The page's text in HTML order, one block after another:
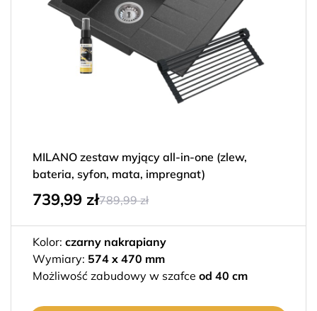
MILANO zestaw myjący all-in-one (zlew,
bateria, syfon, mata, impregnat)
739,99 zł789,99zł
Kolor: czarny nakrapiany
Wymiary: 574 x 470 mm
Możliwość zabudowy w szafce od 40 cm